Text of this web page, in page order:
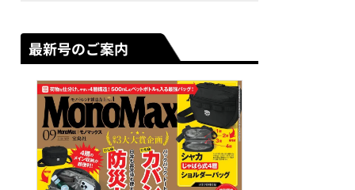
最新号のご案内